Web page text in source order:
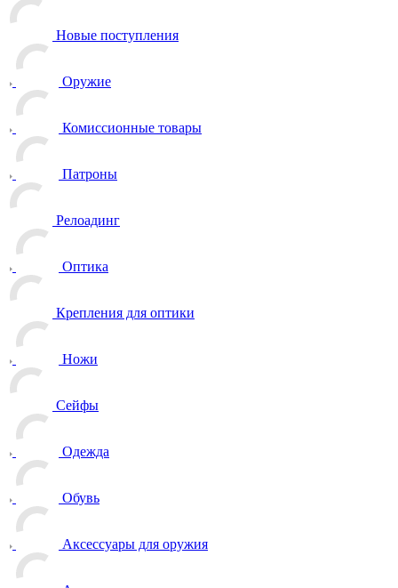
Новые поступления
Оружие
Комиссионные товары
Патроны
Релоадинг
Оптика
Крепления для оптики
Ножи
Сейфы
Одежда
Обувь
Аксессуары для оружия